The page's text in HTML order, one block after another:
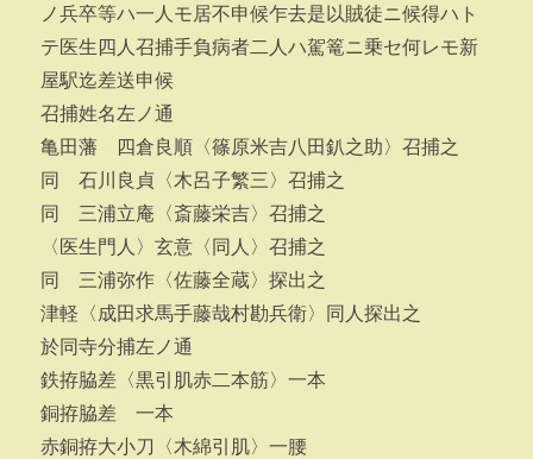
ノ兵卒等ハ一人モ居不申候乍去是以賊徒ニ候得ハト
テ医生四人召捕手負病者二人ハ駕篭ニ乗セ何レモ新
屋駅迄差送申候
召捕姓名左ノ通
亀田藩 四倉良順〈篠原米吉八田釟之助〉召捕之
同 石川良貞〈木呂子繁三〉召捕之
同 三浦立庵〈斎藤栄吉〉召捕之
〈医生門人〉玄意〈同人〉召捕之
同 三浦弥作〈佐藤全蔵〉探出之
津軽〈成田求馬手藤哉村勘兵衛〉同人探出之
於同寺分捕左ノ通
鉄拵脇差〈黒引肌赤二本筋〉一本
銅拵脇差 一本
赤銅拵大小刀〈木綿引肌〉一腰